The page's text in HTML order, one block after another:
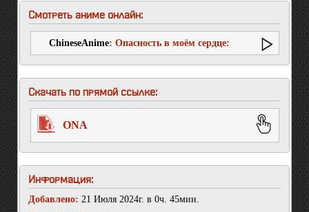
Смотреть аниме онлайн:
ChineseAnime: Опасность в моём сердце:
Дополнительное время
Скачать по прямой ссылке:
ONA
Информация:
Добавлено: 21 Июля 2024г. в 0ч. 45мин.